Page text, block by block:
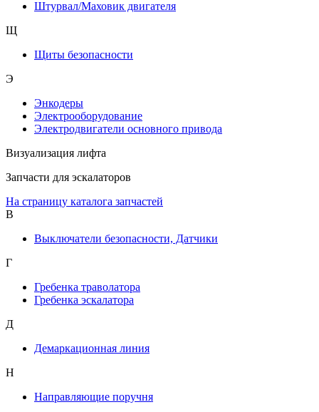
Штурвал/Маховик двигателя
Щ
Щиты безопасности
Э
Энкодеры
Электрооборудование
Электродвигатели основного привода
Визуализация лифта
Запчасти для эскалаторов
На страницу каталога запчастей
В
Выключатели безопасности, Датчики
Г
Гребенка траволатора
Гребенка эскалатора
Д
Демаркационная линия
Н
Направляющие поручня